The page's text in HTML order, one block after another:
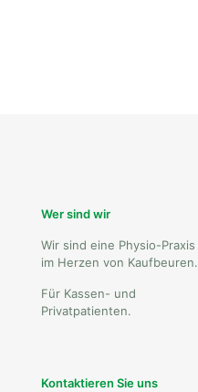
Wer sind wir
Wir sind eine Physio-Praxis
im Herzen von Kaufbeuren.
Für Kassen- und
Privatpatienten.
Kontaktieren Sie uns